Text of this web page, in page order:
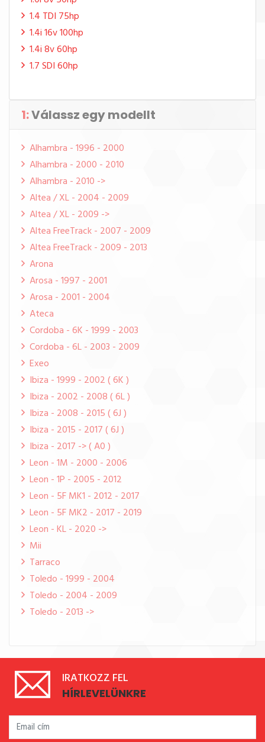
1:Válassz egy modellt
Alhambra - 1996 - 2000
Alhambra - 2000 - 2010
Alhambra - 2010 ->
Altea / XL - 2004 - 2009
Altea / XL - 2009 ->
Altea FreeTrack - 2007 - 2009
Altea FreeTrack - 2009 - 2013
Arona
Arosa - 1997 - 2001
Arosa - 2001 - 2004
Ateca
Cordoba - 6K - 1999 - 2003
Cordoba - 6L - 2003 - 2009
Exeo
Ibiza - 1999 - 2002 ( 6K )
Ibiza - 2002 - 2008 ( 6L )
Ibiza - 2008 - 2015 ( 6J )
Ibiza - 2015 - 2017 ( 6J )
Ibiza - 2017 -> ( A0 )
Leon - 1M - 2000 - 2006
Leon - 1P - 2005 - 2012
Leon - 5F MK1 - 2012 - 2017
Leon - 5F MK2 - 2017 - 2019
Leon - KL - 2020 ->
Mii
Tarraco
Toledo - 1999 - 2004
Toledo - 2004 - 2009
Toledo - 2013 ->
1.4 TDI 75hp
1.4i 16v 100hp
1.4i 8v 60hp
1.7 SDI 60hp
IRATKOZZ FEL
HÍRLEVELÜNKRE